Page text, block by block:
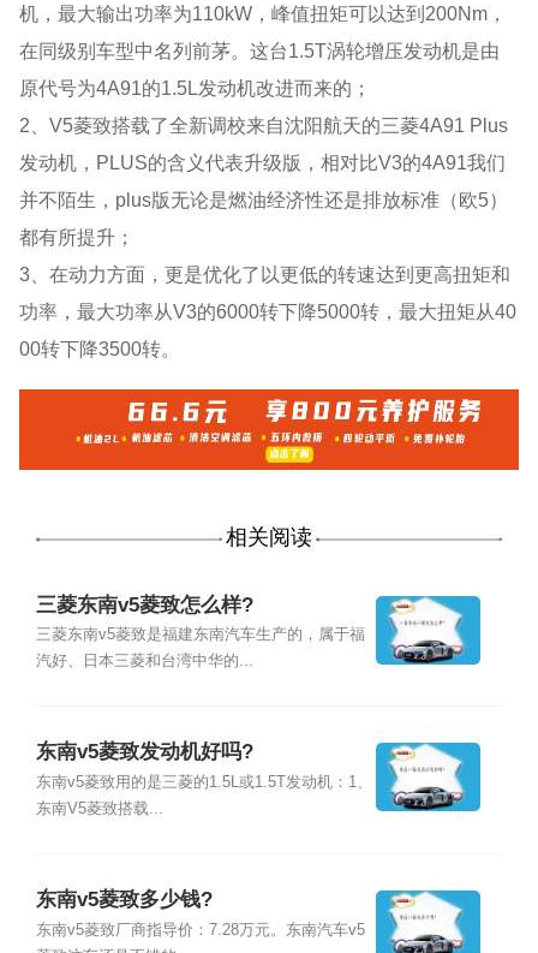
机，最大输出功率为110kW，峰值扭矩可以达到200Nm，
在同级别车型中名列前茅。这台1.5T涡轮增压发动机是由
原代号为4A91的1.5L发动机改进而来的；
2、V5菱致搭载了全新调校来自沈阳航天的三菱4A91 Plus
发动机，PLUS的含义代表升级版，相对比V3的4A91我们
并不陌生，plus版无论是燃油经济性还是排放标准（欧5）
都有所提升；
3、在动力方面，更是优化了以更低的转速达到更高扭矩和
功率，最大功率从V3的6000转下降5000转，最大扭矩从40
00转下降3500转。
相关阅读
三菱东南v5菱致怎么样?
三菱东南v5菱致是福建东南汽车生产的，属于福
汽好、日本三菱和台湾中华的...
东南v5菱致发动机好吗?
东南v5菱致用的是三菱的1.5L或1.5T发动机：1、
东南V5菱致搭载...
东南v5菱致多少钱?
东南v5菱致厂商指导价：7.28万元。东南汽车v5